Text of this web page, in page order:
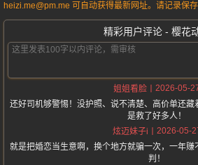
heizi.me@pm.me 可自动获得最新网址。请记录保存
精彩用户评论 - 樱花
姐姐看脸
2026-05-
还好司机够警惕！没护照、说不清楚、高价单还
是救了好多人！
炫迈妹子i
2026-05-
就是把婚恋当生意啊，换个地方就骗一次，一年
判！